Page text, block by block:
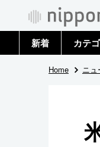
新着 カテ
政治・
国際
Home ニュ